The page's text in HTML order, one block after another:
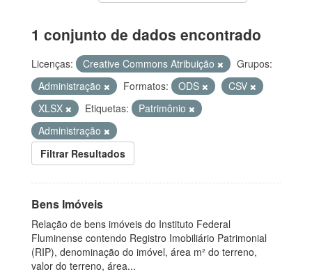
1 conjunto de dados encontrado
Licenças: Creative Commons Atribuição
Grupos:
Administração
Formatos: ODS
CSV
XLSX
Etiquetas:
Patrimônio
Administração
Filtrar Resultados
Bens Imóveis
Relação de bens imóveis do Instituto Federal
Fluminense contendo Registro Imobiliário Patrimonial
(RIP), denominação do imóvel, área m² do terreno,
valor do terreno, área...